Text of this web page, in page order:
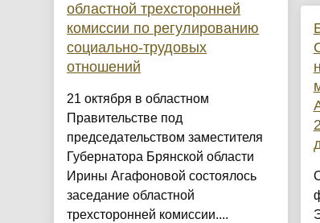
областной трехсторонней
комиссии по регулированию
социально-трудовых
отношений
21 октября в областном
Правительстве под
председательством заместителя
Губернатора Брянской области
Ирины Агафоновой состоялось
заседание областной
трехсторонней комиссии....